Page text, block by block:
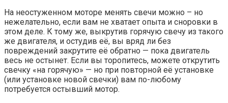
На неостуженном моторе менять свечи можно – но
нежелательно, если вам не хватает опыта и сноровки в
этом деле. К тому же, выкрутив горячую свечу из такого
же двигателя, и остудив её, вы вряд ли без
повреждений закрутите её обратно — пока двигатель
весь не остынет. Если вы торопитесь, можете открутить
свечку «на горячую» — но при повторной её установке
(или установке новой свечки) вам по-любому
потребуется остывший мотор.